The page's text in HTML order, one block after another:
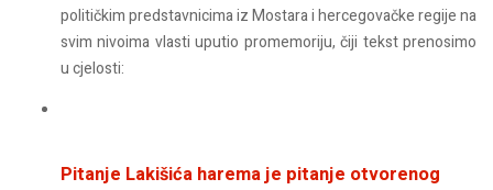
političkim predstavnicima iz Mostara i hercegovačke regije na
svim nivoima vlasti uputio promemoriju, čiji tekst prenosimo
u cjelosti:
Pitanje Lakišića harema je pitanje otvorenog